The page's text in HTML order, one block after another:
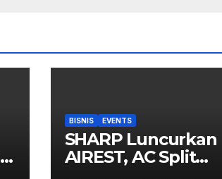
BISNIS EVENTS
SHARP Luncurkan
AIREST, AC Split
Pertama di Dunia